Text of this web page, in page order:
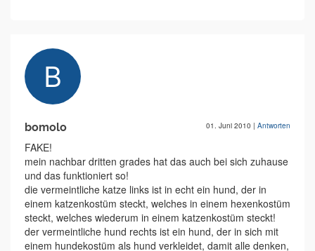
bomolo 01. Juni 2010 | Antworten
FAKE!
mein nachbar dritten grades hat das auch bei sich zuhause
und das funktioniert so!
die vermeintliche katze links ist in echt ein hund, der in
einem katzenkostüm steckt, welches in einem hexenkostüm
steckt, welches wiederum in einem katzenkostüm steckt!
der vermeintliche hund rechts ist ein hund, der in sich mit
einem hundekostüm als hund verkleidet, damit alle denken,